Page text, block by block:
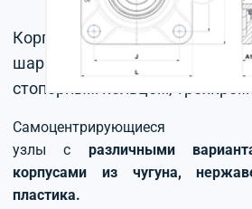
Корпус из серого чугуна,
шарикоподшипник с
стопорным кольцом,
Самоцентрирующиеся
узлы с различными
корпусами из чугуна,
пластика.